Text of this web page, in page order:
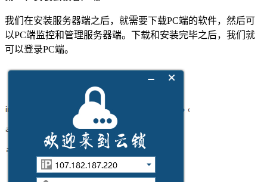
我们在安装服务器端之后，就需要下载PC端的软件，然后可
以PC端监控和管理服务器端。下载和安装完毕之后，我们就
可以登录PC端。